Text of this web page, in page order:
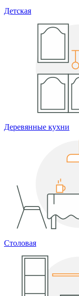
Детская
Деревянные кухни
Столовая